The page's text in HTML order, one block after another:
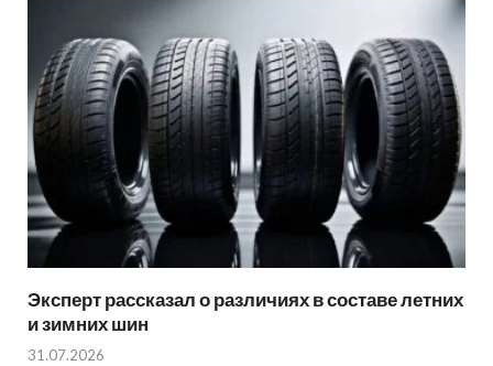
Эксперт рассказал о различиях в составе летних
и зимних шин
31.07.2026